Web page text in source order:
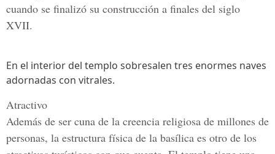
cuando se finalizó su construcción a finales del siglo
XVII.
En el interior del templo sobresalen tres enormes naves
adornadas con vitrales.
Atractivo
Además de ser cuna de la creencia religiosa de millones de
personas, la estructura física de la basílica es otro de los